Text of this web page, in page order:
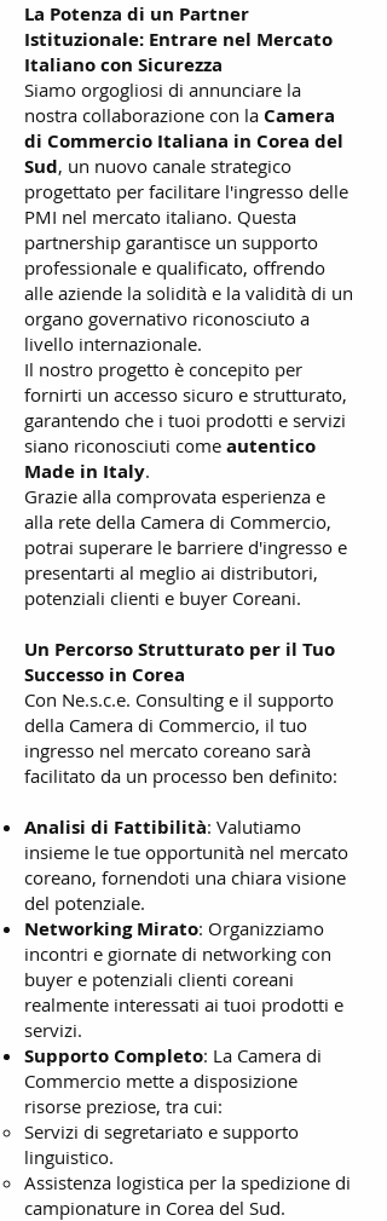
La Potenza di un Partner
Istituzionale: Entrare nel Mercato
Italiano con Sicurezza
Siamo orgogliosi di annunciare la
nostra collaborazione con la Camera
di Commercio Italiana in Corea del
Sud, un nuovo canale strategico
progettato per facilitare l'ingresso delle
PMI nel mercato italiano. Questa
partnership garantisce un supporto
professionale e qualificato, offrendo
alle aziende la solidità e la validità di un
organo governativo riconosciuto a
livello internazionale.
Il nostro progetto è concepito per
fornirti un accesso sicuro e strutturato,
garantendo che i tuoi prodotti e servizi
siano riconosciuti come autentico
Made in Italy.
Grazie alla comprovata esperienza e
alla rete della Camera di Commercio,
potrai superare le barriere d'ingresso e
presentarti al meglio ai distributori,
potenziali clienti e buyer Coreani.
Un Percorso Strutturato per il Tuo
Successo in Corea
Con Ne.s.c.e. Consulting e il supporto
della Camera di Commercio, il tuo
ingresso nel mercato coreano sarà
facilitato da un processo ben definito:
Analisi di Fattibilità: Valutiamo
insieme le tue opportunità nel mercato
coreano, fornendoti una chiara visione
del potenziale.
Networking Mirato: Organizziamo
incontri e giornate di networking con
buyer e potenziali clienti coreani
realmente interessati ai tuoi prodotti e
servizi.
Supporto Completo: La Camera di
Commercio mette a disposizione
risorse preziose, tra cui:
Servizi di segretariato e supporto
linguistico.
Assistenza logistica per la spedizione di
campionature in Corea del Sud.